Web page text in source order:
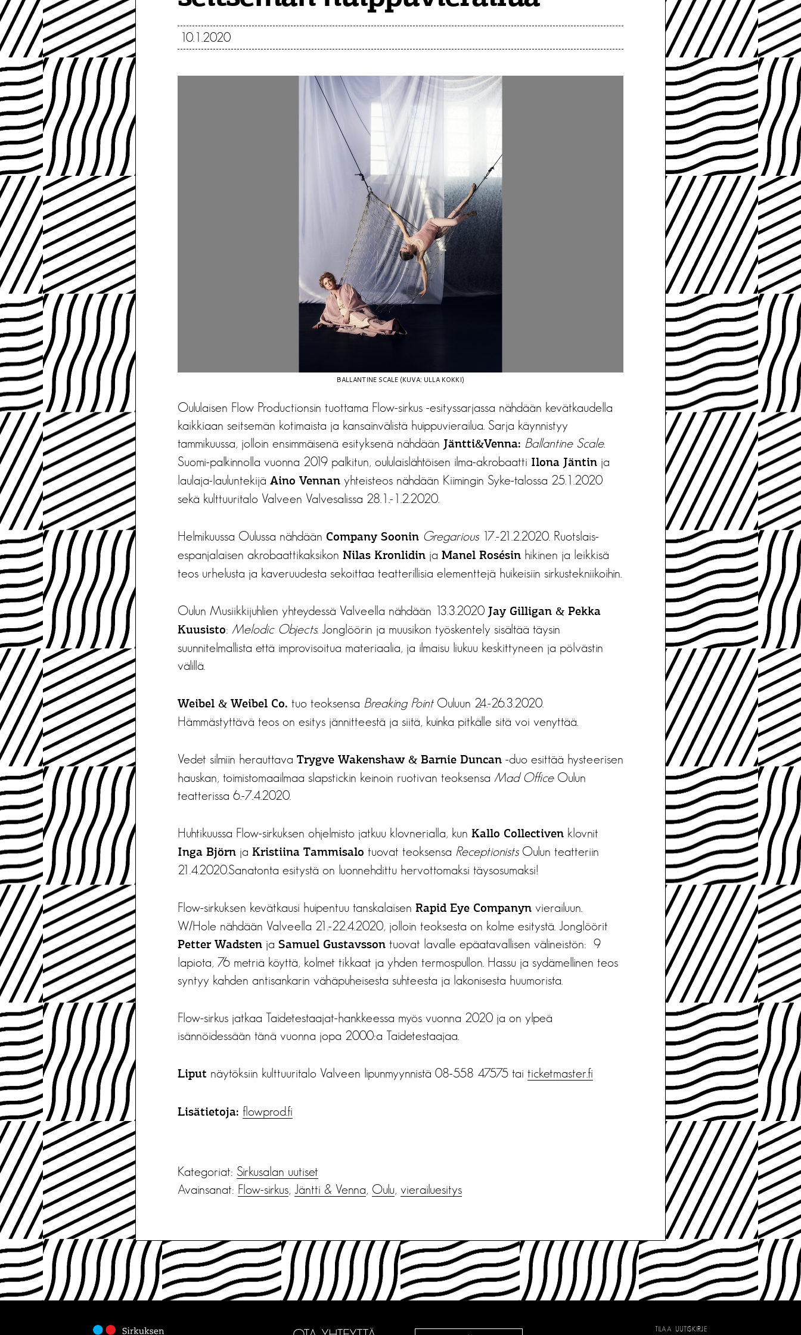
10.1.2020
BALLANTINE SCALE (KUVA: ULLA KOKKI)
Oululaisen Flow Productionsin tuottama Flow-sirkus -esityssarjassa nähdään kevätkaudella
kaikkiaan seitsemän kotimaista ja kansainvälistä huippuvierailua. Sarja käynnistyy
tammikuussa, jolloin ensimmäisenä esityksenä nähdään Jäntti&Venna: Ballantine Scale.
Suomi-palkinnolla vuonna 2019 palkitun, oululaislähtöisen ilma-akrobaatti Ilona Jäntin ja
laulaja-lauluntekijä Aino Vennan yhteisteos nähdään Kiimingin Syke-talossa 25.1.2020
sekä kulttuuritalo Valveen Valvesalissa 28.1.-1.2.2020.
Helmikuussa Oulussa nähdään Company Soonin Gregarious17.-21.2.2020. Ruotslais-
espanjalaisen akrobaattikaksikon Nilas Kronlidin ja Manel Rosésin hikinen ja leikkisä
teos urhelusta ja kaveruudesta sekoittaa teatterillisia elementtejä huikeisiin sirkustekniikoihin.
Oulun Musiikkijuhlien yhteydessä Valveella nähdään 13.3.2020 Jay Gilligan & Pekka
Kuusisto: Melodic Objects. Jonglöörin ja muusikon työskentely sisältää täysin
suunnitelmallista että improvisoitua materiaalia, ja ilmaisu liukuu keskittyneen ja pölvästin
välillä.
Weibel & Weibel Co. tuo teoksensa Breaking PointOuluun 24.-26.3.2020.
Hämmästyttävä teos on esitys jännitteestä ja siitä, kuinka pitkälle sitä voi venyttää.
Vedet silmiin herauttava Trygve Wakenshaw & Barnie Duncan -duo esittää hysteerisen
hauskan, toimistomaailmaa slapstickin keinoin ruotivan teoksensa Mad OfficeOulun
teatterissa 6.-7.4.2020.
Huhtikuussa Flow-sirkuksen ohjelmisto jatkuu klovnerialla, kun Kallo Collectiven klovnit
Inga Björn ja Kristiina Tammisalo tuovat teoksensa ReceptionistsOulun teatteriin
21.4.2020.Sanatonta esitystä on luonnehdittu hervottomaksi täysosumaksi!
Flow-sirkuksen kevätkausi huipentuu tanskalaisen Rapid Eye Companyn vierailuun.
W/Hole nähdään Valveella 21.-22.4.2020, jolloin teoksesta on kolme esitystä. Jonglöörit
Petter Wadsten ja Samuel Gustavsson tuovat lavalle epäatavallisen välineistön: 9
lapiota, 76 metriä köyttä, kolmet tikkaat ja yhden termospullon. Hassu ja sydämellinen teos
syntyy kahden antisankarin vähäpuheisesta suhteesta ja lakonisesta huumorista.
Flow-sirkus jatkaa Taidetestaajat-hankkeessa myös vuonna 2020 ja on ylpeä
isännöidessään tänä vuonna jopa 2000:a Taidetestaajaa.
Liput näytöksiin kulttuuritalo Valveen lipunmyynnistä 08-558 47575 tai ticketmaster.fi
Lisätietoja: flowprod.fi
Kategoriat: Sirkusalan uutiset
Avainsanat: Flow-sirkus, Jäntti & Venna, Oulu, vierailuesitys
TILAA UUTISKIRJE